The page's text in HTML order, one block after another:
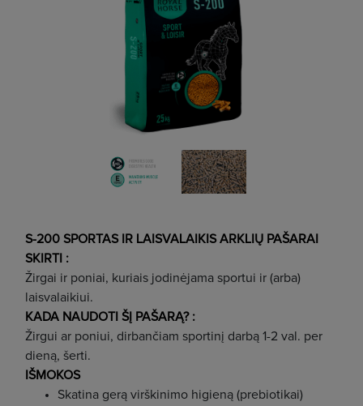
S-200 SPORTAS IR LAISVALAIKIS ARKLIŲ PAŠARAI
SKIRTI :
Žirgai ir poniai, kuriais jodinėjama sportui ir (arba)
laisvalaikiui.
KADA NAUDOTI ŠĮ PAŠARĄ? :
Žirgui ar poniui, dirbančiam sportinį darbą 1-2 val. per
dieną, šerti.
IŠMOKOS
Skatina gerą virškinimo higieną (prebiotikai)